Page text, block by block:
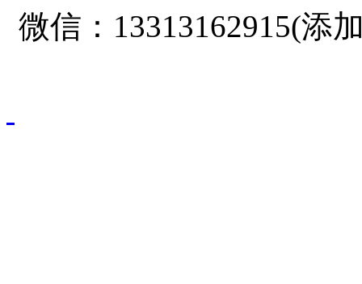
微信：13313162915(添